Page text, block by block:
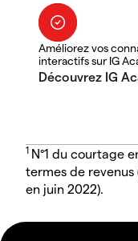
Améliorez vos
interactifs sur IG
1 N°1 du courtage
termes de
en juin 2022).